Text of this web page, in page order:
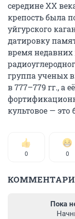
середине XX
крепость была
уйгурского
датировку
время
группа ученых
в 777–779 гг., а
культовое —
0 0
Пока